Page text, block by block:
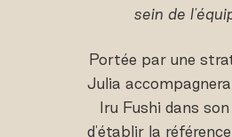
sein de
Portée par une
Julia
Iru Fushi dans
d'établir la